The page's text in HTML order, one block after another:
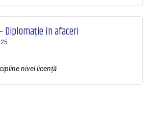
Diplomație în afaceri
nivel licență